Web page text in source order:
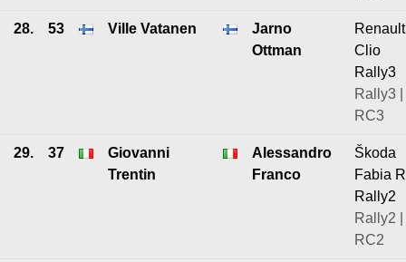
28. 53 Ville Vatanen
Jarno
Ottman
Renault
Clio
Rally3
Rally3 |
RC3
29. 37
Giovanni
Trentin
Alessandro
Franco
Škoda
Fabia
Rally2
Rally2 |
RC2